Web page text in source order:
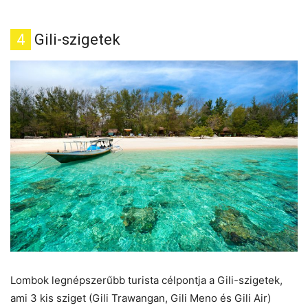
4 Gili-szigetek
Lombok legnépszerűbb turista célpontja a Gili-szigetek,
ami 3 kis sziget (Gili Trawangan, Gili Meno és Gili Air)